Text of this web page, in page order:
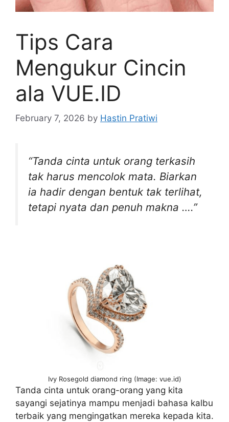
Tips Cara
Mengukur Cincin
ala VUE.ID
February 7, 2026 by Hastin Pratiwi
“Tanda cinta untuk orang terkasih
tak harus mencolok mata. Biarkan
ia hadir dengan bentuk tak terlihat,
tetapi nyata dan penuh makna ….”
Ivy Rosegold diamond ring (Image: vue.id)
Tanda cinta untuk orang-orang yang kita
sayangi sejatinya mampu menjadi bahasa kalbu
terbaik yang mengingatkan mereka kepada kita.